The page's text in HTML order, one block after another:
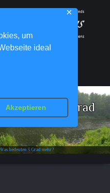
um
ideal
Akzeptieren
✕
bedeuten 3 Grad
bedeuten 3 Grad mehr?